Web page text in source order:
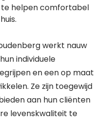
helpen comfortabel
werkt nauw
individuele
en een op maat
Ze zijn toegewijd
aan hun cliënten
levenskwaliteit te